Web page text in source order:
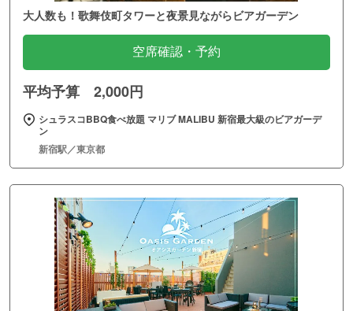
大人数も！歌舞伎町タワーと夜景見ながらビアガーデン
空席確認・予約
平均予算 2,000円
シュラスコBBQ食べ放題 マリブ MALIBU 新宿最大級のビアガーデ
ン
新宿駅／東京都